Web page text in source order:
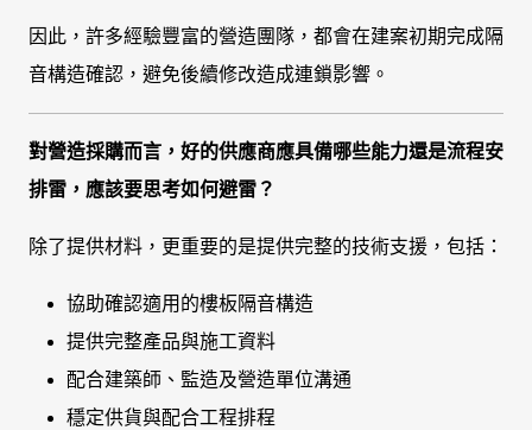
因此，許多經驗豐富的營造團隊，都會在建案初期完成隔
音構造確認，避免後續修改造成連鎖影響。
對營造採購而言，好的供應商應具備哪些能力還是流程安
排雷，應該要思考如何避雷？
除了提供材料，更重要的是提供完整的技術支援，包括：
協助確認適用的樓板隔音構造
提供完整產品與施工資料
配合建築師、監造及營造單位溝通
穩定供貨與配合工程排程